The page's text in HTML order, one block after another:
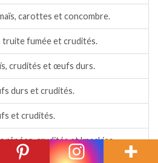
carottes et concombre.
truite fumée et crudités.
crudités et œufs durs.
durs et crudités.
et crudités.
râpées, crudités et knackies.